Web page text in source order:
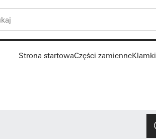
Strona startowaCzęści zamienneKlamki